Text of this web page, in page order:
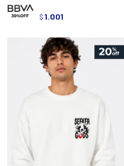
$ 1.001